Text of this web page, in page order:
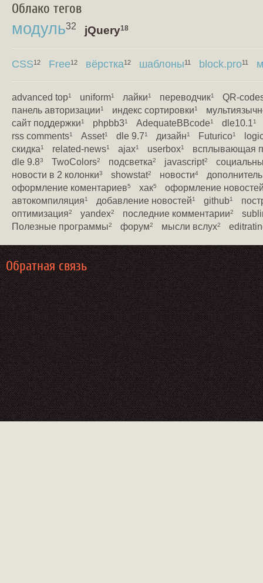
Облако тегов
модуль32 jQuery18
CSS12 Free12 вёрстка12 шаблоны11 block.pro11
advanced top1 uniform1 лайки1 переводчик1
QR-
панель авторизации1 индекс сортировки1
сайт поддержки1 phpbb31 AdequateBBcode1 dle10.11
rss comments1 Asset1 dle 9.71 дизайн1 Futurico1
скидка1 related-news1 ajax1 userbox1
всплывающая
dle 9.83 TwoColors2 подсветка2 javascript2
новости в 2 колонки3 showstat2 новости4
оформление коментариев5 хак5
оформление
автокомпиляция1 добавление новостей1 github1
оптимизация2 yandex2 последние комментарии2
Полезные программы2 форум2 мысли вслух2
Обратная связь